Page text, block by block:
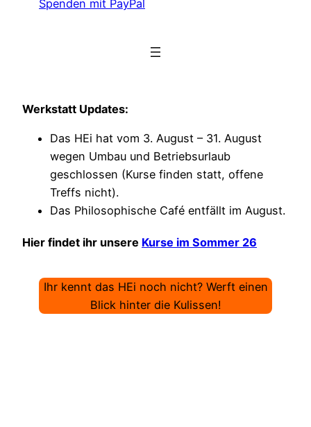
Spenden mit PayPal
Werkstatt Updates:
Das HEi hat vom 3. August – 31. August
wegen Umbau und Betriebsurlaub
geschlossen (Kurse finden statt, offene
Treffs nicht).
Das Philosophische Café entfällt im August.
Hier findet ihr unsere Kurse im Sommer 26
Ihr kennt das HEi noch nicht? Werft einen
Blick hinter die Kulissen!